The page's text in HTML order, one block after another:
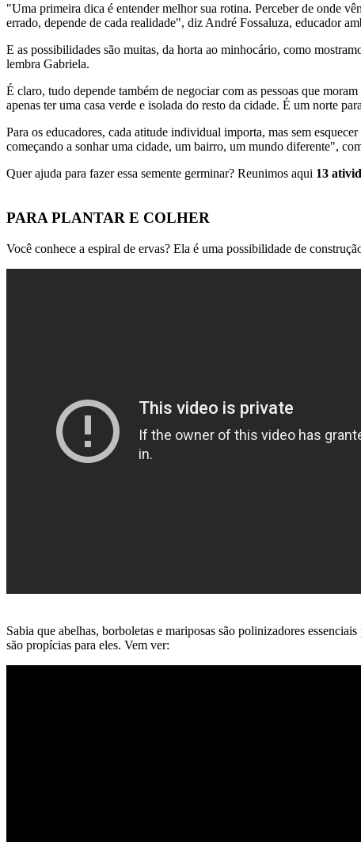
"Uma primeira dica é entender melhor sua rotina. Perceber de onde
errado, depende de cada realidade", diz André Fossaluza, educador
E as possibilidades são muitas, da horta ao minhocário, como
lembra Gabriela.
É claro, tudo depende também de negociar com as pessoas que
apenas ter uma casa verde e isolada do resto da cidade. É um norte
Para os educadores, cada atitude individual importa, mas sem
começando a sonhar uma cidade, um bairro, um mundo diferente",
Quer ajuda para fazer essa semente germinar? Reunimos aqui 13
PARA PLANTAR E COLHER
Você conhece a espiral de ervas? Ela é uma possibilidade de
Sabia que abelhas, borboletas e mariposas são polinizadores
são propícias para eles. Vem ver: